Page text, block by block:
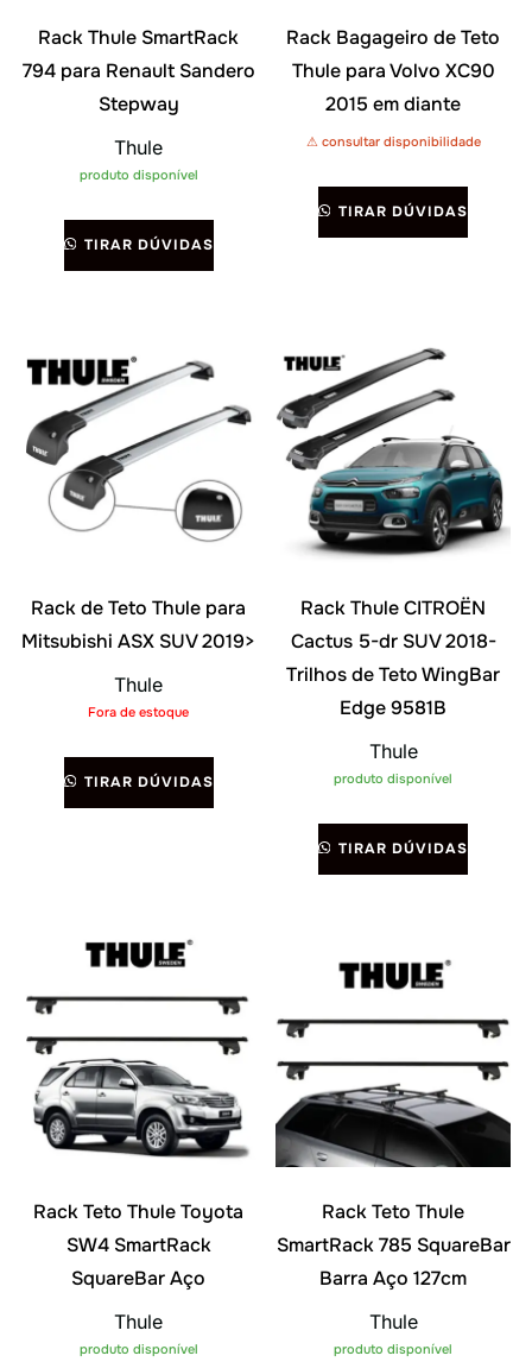
Rack Thule SmartRack
794 para Renault Sandero
Stepway
Thule
produto disponível
TIRAR DÚVIDAS
Rack Bagageiro de Teto
Thule para Volvo XC90
2015 em diante
⚠ consultar disponibilidade
TIRAR DÚVIDAS
Rack de Teto Thule para
Mitsubishi ASX SUV 2019>
Thule
Fora de estoque
TIRAR DÚVIDAS
Rack Thule CITROËN
Cactus 5-dr SUV 2018-
Trilhos de Teto WingBar
Edge 9581B
Thule
produto disponível
TIRAR DÚVIDAS
Rack Teto Thule Toyota
SW4 SmartRack
SquareBar Aço
Thule
produto disponível
Rack Teto Thule
SmartRack 785 SquareBar
Barra Aço 127cm
Thule
produto disponível